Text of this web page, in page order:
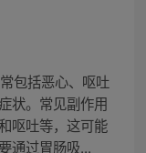
包括恶心、呕吐
状。常见副作用
呕吐等，这可能
通过胃肠吸...